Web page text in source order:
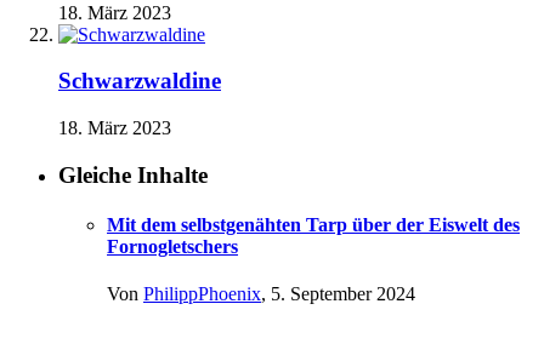
18. März 2023
Schwarzwaldine
18. März 2023
Gleiche Inhalte
Mit dem selbstgenähten Tarp über der Eiswelt des
Fornogletschers
Von PhilippPhoenix, 5. September 2024